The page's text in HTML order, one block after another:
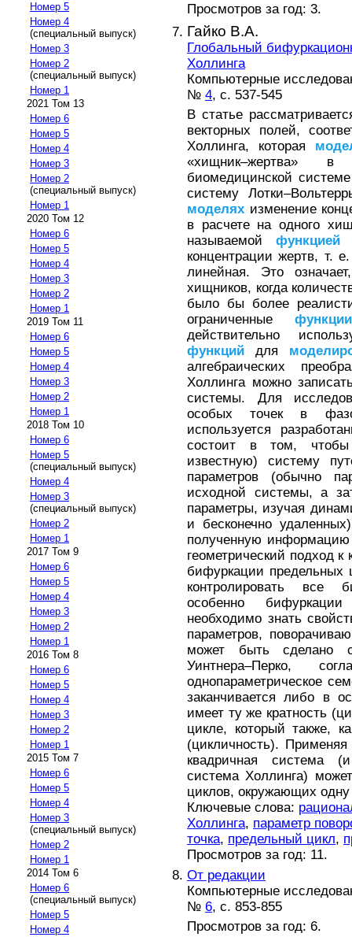
Номер 5
Номер 4
(специальный выпуск)
Номер 3
Номер 2
(специальный выпуск)
Номер 1
2021 Том 13
Номер 6
Номер 5
Номер 4
Номер 3
Номер 2
(специальный выпуск)
Номер 1
2020 Том 12
Номер 6
Номер 5
Номер 4
Номер 3
Номер 2
Номер 1
2019 Том 11
Номер 6
Номер 5
Номер 4
Номер 3
Номер 2
Номер 1
2018 Том 10
Номер 6
Номер 5
(специальный выпуск)
Номер 4
Номер 3
(специальный выпуск)
Номер 2
Номер 1
2017 Том 9
Номер 6
Номер 5
Номер 4
Номер 3
Номер 2
Номер 1
2016 Том 8
Номер 6
Номер 5
Номер 4
Номер 3
Номер 2
Номер 1
2015 Том 7
Номер 6
Номер 5
Номер 4
Номер 3
(специальный выпуск)
Номер 2
Номер 1
2014 Том 6
Номер 6
(специальный выпуск)
Номер 5
Номер 4
Просмотров за год: 3.
Гайко В.А.
Глобальный
Холлинга
Компьютерные
№ 4, с. 537-545
В статье
векторных полей,
Холлинга, которая
«хищник–жертва»
биомедицинской
систему
моделях изменение
в расчете на одного
называемой функцией
концентрации жертв, т.
линейная. Это
хищников, когда
было бы более
ограниченные функции
действительно
функций для
алгебраических
Холлинга можно
системы. Для
особых точек в
используется
состоит в том, чтобы
известную) систему
параметров (обычно
исходной системы, а
параметры, изучая
и бесконечно
полученную
геометрический подход
бифуркации предельных
контролировать все
особенно
необходимо знать
параметров,
может быть сделано
Уинтнера–Перко,
однопараметрическое
заканчивается либо в
имеет ту же кратность
цикле, который также,
(цикличность).
квадричная система
система Холлинга)
циклов, окружающих одну
Ключевые слова:
Холлинга, параметр
точка, предельный цикл,
Просмотров за год: 11.
От редакции
Компьютерные
№ 6, с. 853-855
Просмотров за год: 6.